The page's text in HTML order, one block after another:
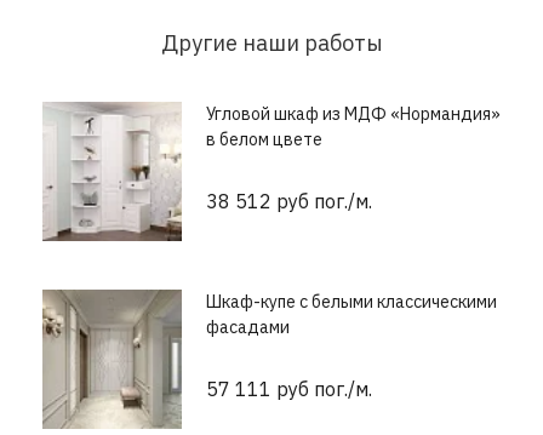
Другие наши работы
Угловой шкаф из МДФ «Нормандия»
в белом цвете
38 512 руб пог./м.
Шкаф-купе с белыми классическими
фасадами
57 111 руб пог./м.